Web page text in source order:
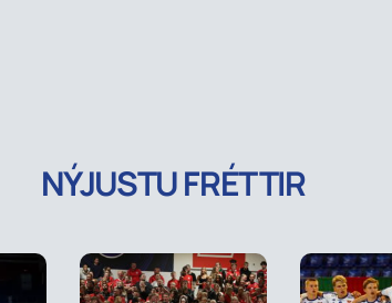
NÝJUSTU FRÉTTIR